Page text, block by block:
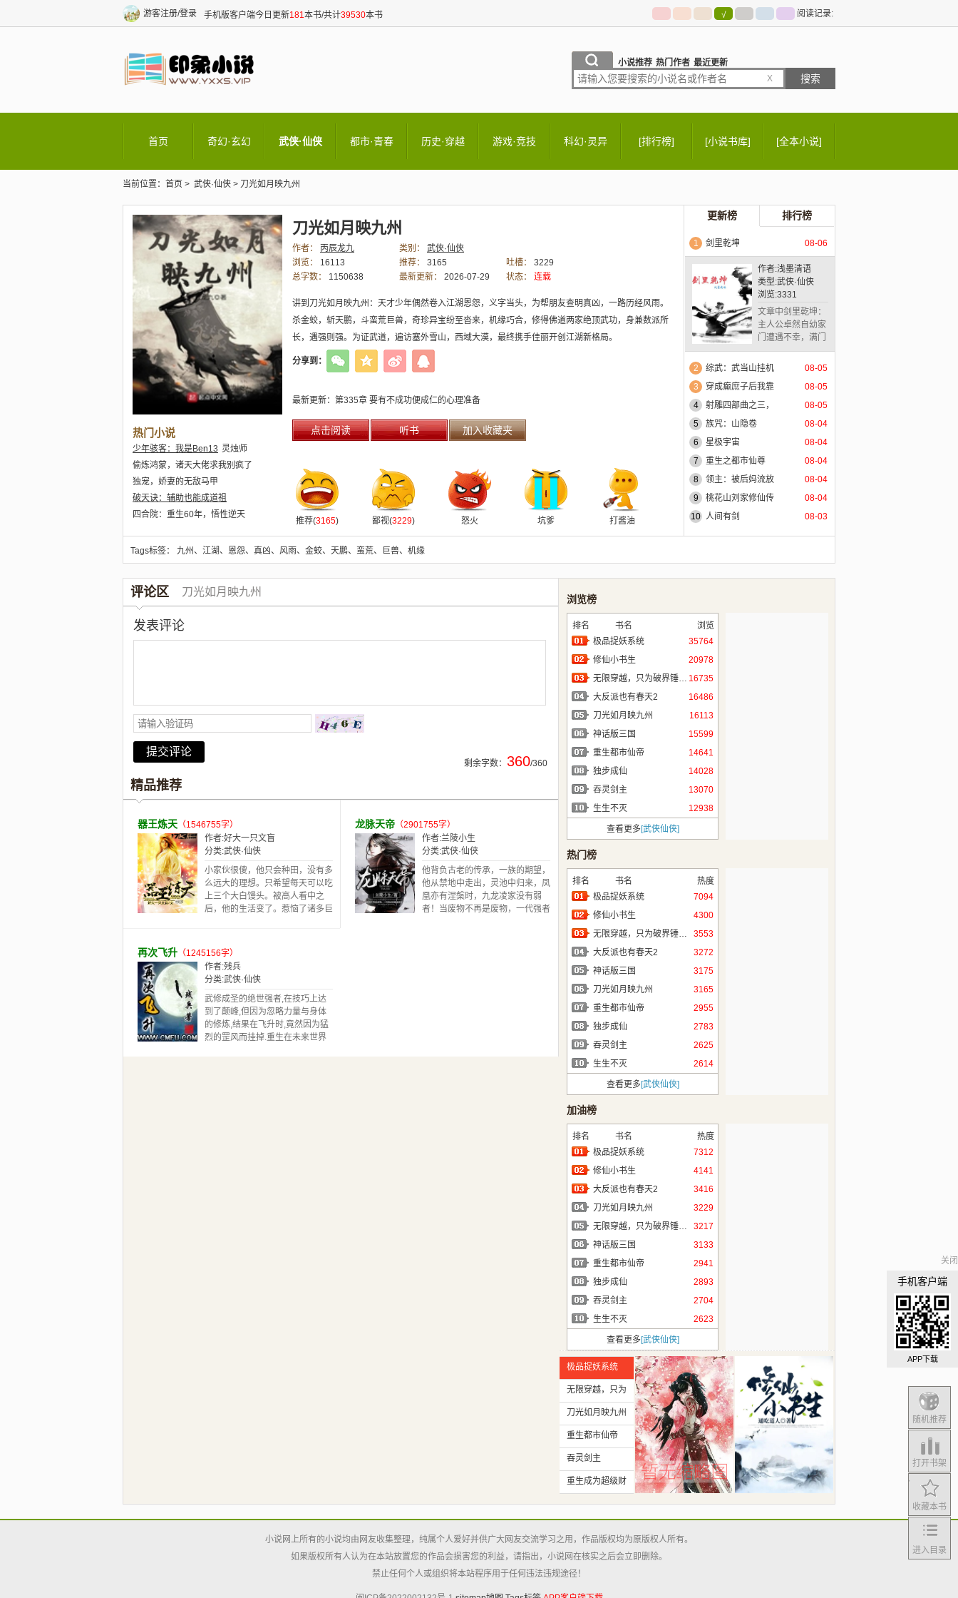
游客注册/登录 手机版客户端今日更新181 本书/共计39530本书 √ 阅读记录:
小说推荐 热门作者 最近更新
X
首页 奇幻·玄幻 武侠·仙侠 都市·青春 历史·穿越 游戏·竞技 科幻·灵异 [排行榜] [小说书库] [全本小说]
当前位置： 首页 > 武侠·仙侠 > 刀光如月映九州
热门小说
少年骇客：我是Ben13 灵烛师
偷炼鸿蒙，诸天大佬求我别疯了
独宠，娇妻的无敌马甲
破天诀：辅助也能成道祖
四合院：重生60年，悟性逆天
明明都是她们主动的呀
第四天灾：星海狂潮
被拒亲后，我变强了，也变态了
刀光如月映九州
作者： 丙辰龙九 类别：
武侠·仙侠
浏览：
16113 推荐： 3165 吐槽：
3229
总字数：
1150638 最新更新：
2026-07-29
状态： 连载
讲到刀光如月映九州：天才少年偶然卷入江湖恩怨，义字当头，为帮朋友查明真凶，一路历经风雨。
杀金蛟，斩天鹏，斗蛮荒巨兽，奇珍异宝纷至沓来，机缘巧合，修得佛道两家绝顶武功，身兼数派所
长，遇强则强。为证武道，遍访塞外雪山，西域大漠，最终携手佳丽开创江湖新格局。
分享到：
最新更新： 第335章 要有不成功便成仁的心理准备
点击阅读 听书 加入收藏夹
推荐(3165) 鄙视(3229) 怒火 坑爹 打酱油
更新榜 排行榜
1 剑里乾坤 08-06
作者:浅墨清语
类型:武侠·仙侠
浏览:3331
文章中剑里乾坤：
主人公卓然自幼家
门遭遇不幸，满门
惨遭不明身份之人
灭门，卓然母子因
自此母子俩相依为
命，忍辱偷生，卓
不起，小小年纪尝
尽人间冷暖，机缘
历经千辛万苦最终
练成绝世武功，仗
剑行走江湖凭借一
声所学行侠仗义，
除暴安良，匡扶正
考验，凭借为自己
2 综武：武当山挂机
08-05
3
穿成癫庶子后我靠
08-05
4
射雕四部曲之三，
08-05
5
族咒：山隐卷
08-04
6
星极宇宙
08-04
7
重生之都市仙尊
08-04
8
领主：被后妈流放
08-04
9
桃花山刘家修仙传
08-04
10 人间有剑 08-03
Tags标签： 九州、 江湖、 恩怨、 真凶、 风雨、 金蛟、 天鹏、 蛮荒、 巨兽、 机缘
评论区 刀光如月映九州
发表评论
剩余字数： 360/360
精品推荐
器王炼天 （1546755字）
作者:好大一只文盲
分类:武侠·仙侠
小家伙很傻，他只会种田，没有多
么远大的理想。只希望每天可以吃
上三个大白馒头。被高人看中之
后，他的生活变了。惹恼了诸多巨
天。---------------------------------------
-口号：很YY，很轻松，奇遇多
多，美女多多。免费字数约在
56W左右。（新书龙竞天下已经
发出，求支持。）
龙脉天帝 （2901755字）
作者:兰陵小生
分类:武侠·仙侠
他背负古老的传承，一族的期望，
他从禁地中走出，灵池中归来，凤
凰亦有涅槃时，九龙凌家没有弱
者！当废物不再是废物，一代强者
再次飞升 （1245156字）
作者:残兵
分类:武侠·仙侠
武修成圣的绝世强者,在技巧上达
到了颠峰,但因为忽略力量与身体
的修炼,结果在飞升时,竟然因为猛
烈的罡风而挂掉.重生在未来世界
浏览榜
排名 书名
浏览
极品捉妖系统
35764
修仙小书生
20978
无限穿越，只为破界锤作者！ 16735
大反派也有春天2
16486
刀光如月映九州
16113
神话版三国
15599
重生都市仙帝
14641
独步成仙
14028
吞灵剑主
13070
生生不灭
12938
查看更多 [武侠仙侠]
热门榜
排名 书名
热度
极品捉妖系统
7094
修仙小书生
4300
无限穿越，只为破界锤作者！
3553
大反派也有春天2
3272
神话版三国
3175
刀光如月映九州
3165
重生都市仙帝
2955
独步成仙
2783
吞灵剑主
2625
生生不灭
2614
查看更多 [武侠仙侠]
加油榜
排名 书名
热度
极品捉妖系统
7312
修仙小书生
4141
大反派也有春天2
3416
刀光如月映九州
3229
无限穿越，只为破界锤作者！
3217
神话版三国
3133
重生都市仙帝
2941
独步成仙
2893
吞灵剑主
2704
生生不灭
2623
查看更多 [武侠仙侠]
极品捉妖系统
无限穿越，只为
破界锤作者！
刀光如月映九州
重生都市仙帝
吞灵剑主
重生成为超级财
阀
随机推荐
打开书架
收藏本书
进入目录
小说网上所有的小说均由网友收集整理，纯属个人爱好并供广大网友交流学习之用，作品版权均为原版权人所有。
如果版权所有人认为在本站放置您的作品会损害您的利益，请指出，小说网在核实之后会立即删除。
禁止任何个人或组织将本站程序用于任何违法违规途径！
关闭
手机客户端
APP下载